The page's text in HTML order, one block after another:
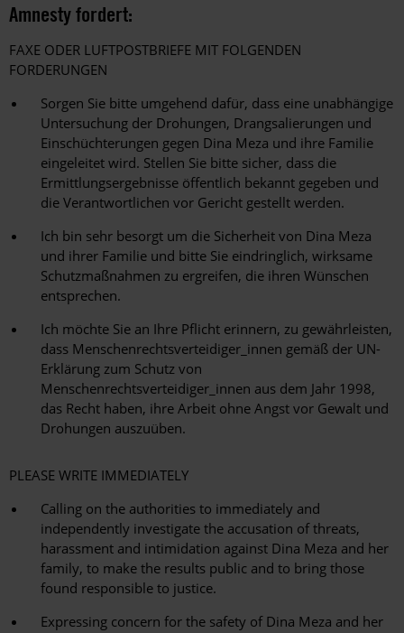
Amnesty fordert:
FAXE ODER LUFTPOSTBRIEFE MIT FOLGENDEN
FORDERUNGEN
Sorgen Sie bitte umgehend dafür, dass eine unabhängige
Untersuchung der Drohungen, Drangsalierungen und
Einschüchterungen gegen Dina Meza und ihre Familie
eingeleitet wird. Stellen Sie bitte sicher, dass die
Ermittlungsergebnisse öffentlich bekannt gegeben und
die Verantwortlichen vor Gericht gestellt werden.
Ich bin sehr besorgt um die Sicherheit von Dina Meza
und ihrer Familie und bitte Sie eindringlich, wirksame
Schutzmaßnahmen zu ergreifen, die ihren Wünschen
entsprechen.
Ich möchte Sie an Ihre Pflicht erinnern, zu gewährleisten,
dass Menschenrechtsverteidiger_innen gemäß der UN-
Erklärung zum Schutz von
Menschenrechtsverteidiger_innen aus dem Jahr 1998,
das Recht haben, ihre Arbeit ohne Angst vor Gewalt und
Drohungen auszuüben.
PLEASE WRITE IMMEDIATELY
Calling on the authorities to immediately and
independently investigate the accusation of threats,
harassment and intimidation against Dina Meza and her
family, to make the results public and to bring those
found responsible to justice.
Expressing concern for the safety of Dina Meza and her